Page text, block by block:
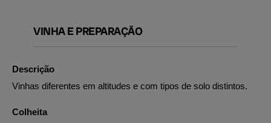
VINHA E PREPARAÇÃO
Descrição
Vinhas diferentes em altitudes e com tipos de solo distintos.
Colheita